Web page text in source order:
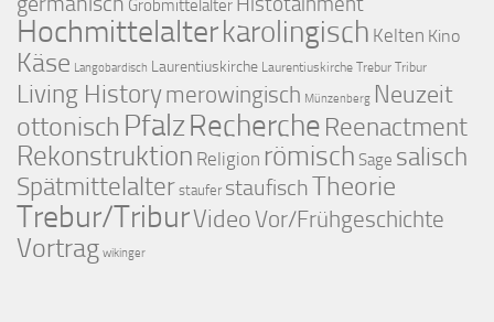
Grobmittelalter
Hochmittelalterkarolingisch Kelten Kino
Käse Langobardisch Laurentiuskirche Laurentiuskirche Trebur Tribur
Living Historymerowingisch Münzenberg Neuzeit
ottonisch PfalzRecherche Reenactment
Rekonstruktion Religion römisch Sage salisch
Spätmittelalter staufer staufischTheorie
Trebur/TriburVideoVor/Frühgeschichte
Vortrag wikinger